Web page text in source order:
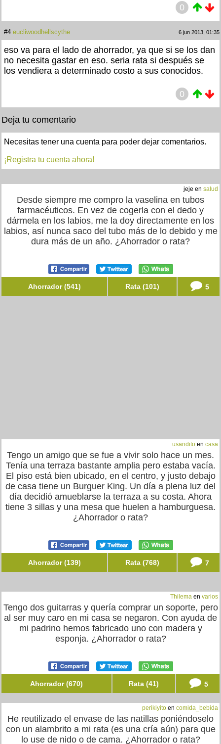
0
#4 eucliwoodhellscythe 6 jun 2013, 01:35
eso va para el lado de ahorrador, ya que si se los dan
no necesita gastar en eso. seria rata si después se
los vendiera a determinado costo a sus conocidos.
0
Deja tu comentario
Necesitas tener una cuenta para poder dejar comentarios.
¡Registra tu cuenta ahora!
jeje en salud
Desde siempre me compro la vaselina en tubos
farmacéuticos. En vez de cogerla con el dedo y
dármela en los labios, me la doy directamente en los
labios, así nunca saco del tubo más de lo debido y me
dura más de un año. ¿Ahorrador o rata?
Ahorrador (541) Rata (101) 5
usandito en casa
Tengo un amigo que se fue a vivir solo hace un mes.
Tenía una terraza bastante amplia pero estaba vacía.
El piso está bien ubicado, en el centro, y justo debajo
de casa tiene un Burguer King. Un día a plena luz del
día decidió amueblarse la terraza a su costa. Ahora
tiene 3 sillas y una mesa que huelen a hamburguesa.
¿Ahorrador o rata?
Ahorrador (139) Rata (768) 7
Thilema en varios
Tengo dos guitarras y quería comprar un soporte, pero
al ser muy caro en mi casa se negaron. Con ayuda de
mi padrino hemos fabricado uno con madera y
esponja. ¿Ahorrador o rata?
Ahorrador (670) Rata (41) 5
perikiyito en comida_bebida
He reutilizado el envase de las natillas poniéndoselo
con un alambrito a mi rata (es una cría aún) para que
lo use de nido o de cama. ¿Ahorrador o rata?